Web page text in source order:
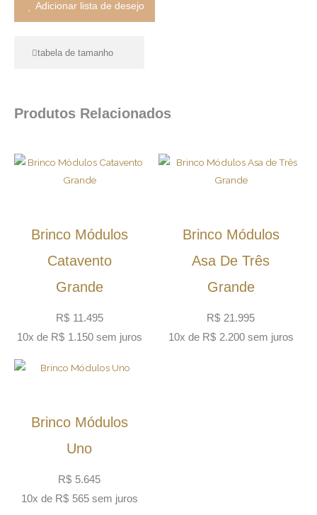
Adicionar lista de desejo
tabela de tamanho
Produtos Relacionados
Brinco Módulos
Catavento
Grande
R$ 11.495
10x de R$ 1.150 sem juros
Brinco Módulos
Asa De Três
Grande
R$ 21.995
10x de R$ 2.200 sem juros
Brinco Módulos
Uno
R$ 5.645
10x de R$ 565 sem juros